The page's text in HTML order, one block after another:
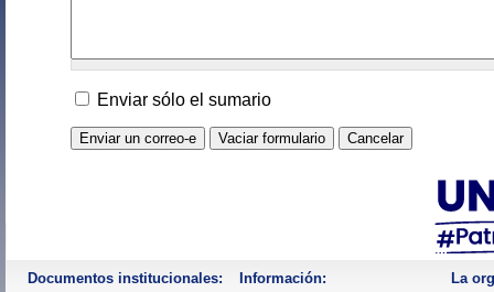
Enviar sólo el sumario
Documentos institucionales: Información: La